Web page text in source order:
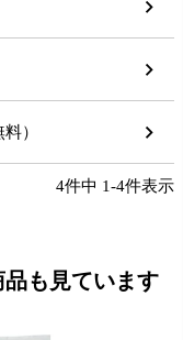
）
4件中 1-4件表示
も見ています